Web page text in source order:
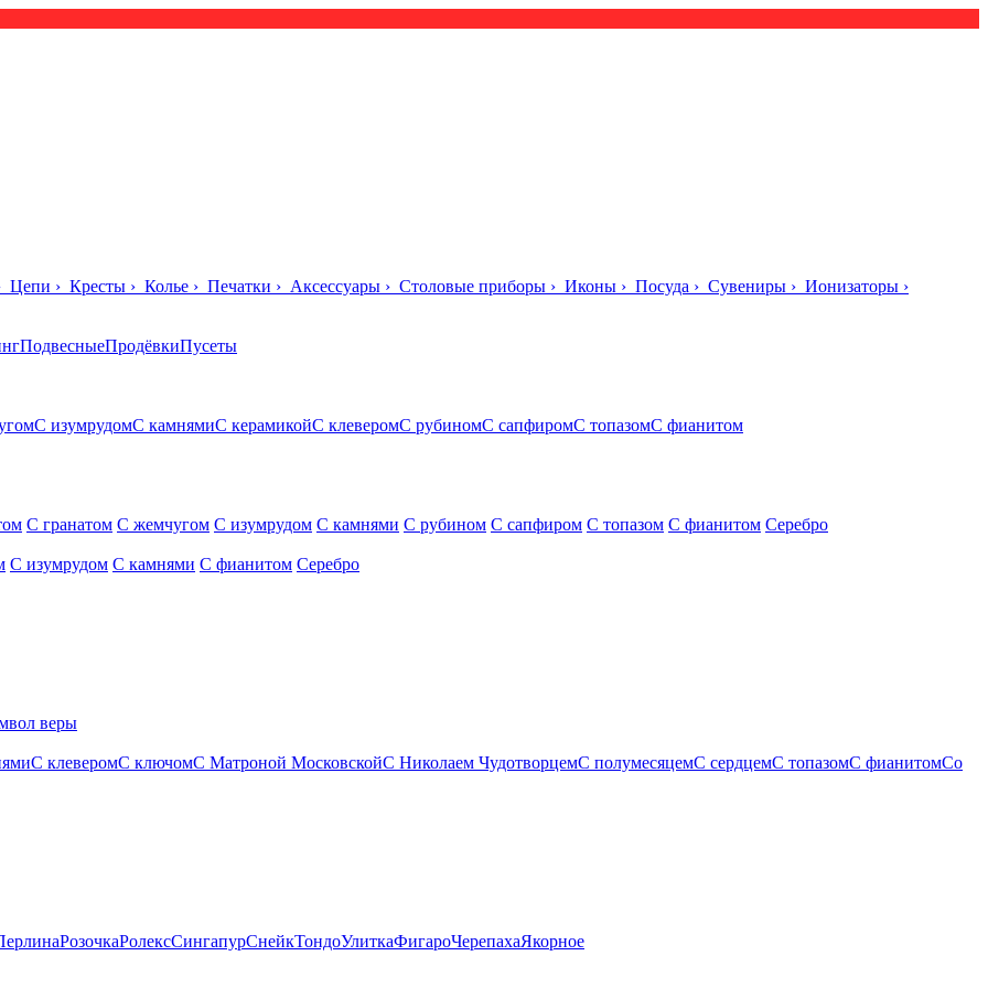
Цепи › Кресты › Колье › Печатки › Аксессуары › Столовые приборы › Иконы › Посуда › Сувениры › Ионизаторы ›
ПодвесныеПродёвкиПусеты
С изумрудомС камнямиС керамикойС клеверомС рубиномС сапфиромС топазомС фианитом
С гранатом С жемчугом С изумрудом С камнями С рубином С сапфиром С топазом С фианитом Серебро
С изумрудом С камнями С фианитом Серебро
веры
С клеверомС ключомС Матроной МосковскойС Николаем ЧудотворцемС полумесяцемС сердцемС топазомС фианитомСо
РозочкаРолексСингапурСнейкТондоУлиткаФигароЧерепахаЯкорное